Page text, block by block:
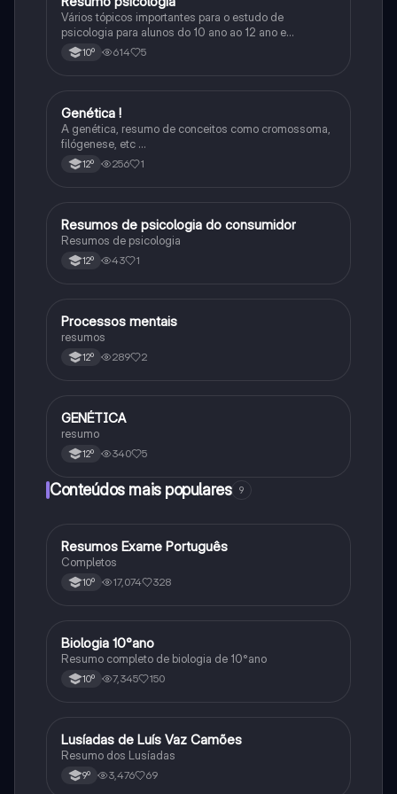
Vários tópicos importantes para o estudo de
psicologia para alunos do 10 ano ao 12 ano e
universidade
10º 614 5
Psicologia
Genética !
A genética, resumo de conceitos como cromossoma,
filógenese, etc …
12º 256 1
Psicologia
Resumos de psicologia do consumidor
Resumos de psicologia
12º 43 1
Psicologia
Processos mentais
resumos
12º 289 2
Psicologia
GENÉTICA
resumo
12º 340 5
Conteúdos mais populares 9
Português
Resumos Exame Português
Completos
10º 17,074 328
Biologia
Biologia 10°ano
Resumo completo de biologia de 10°ano
10º 7,345 150
Português
Lusíadas de Luís Vaz Camões
Resumo dos Lusíadas
9º 3,476 69